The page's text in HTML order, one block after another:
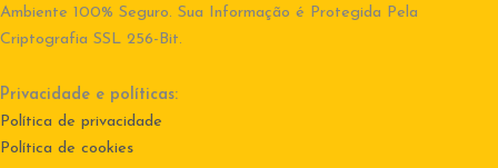
Ambiente 100% Seguro. Sua Informação é Protegida Pela
Criptografia SSL 256-Bit.
Privacidade e políticas:
Política de privacidade
Política de cookies